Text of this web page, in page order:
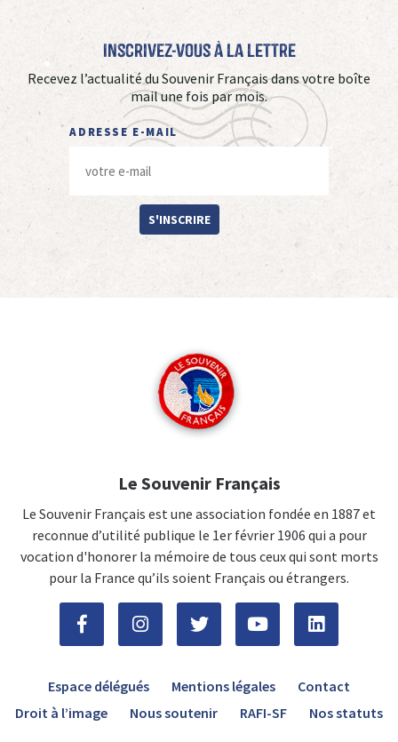
Inscrivez-vous à La Lettre
Recevez l’actualité du Souvenir Français dans votre boîte
mail une fois par mois.
ADRESSE E-MAIL
S'INSCRIRE
Le Souvenir Français
Le Souvenir Français est une association fondée en 1887 et
reconnue d’utilité publique le 1er février 1906 qui a pour
vocation d'honorer la mémoire de tous ceux qui sont morts
pour la France qu’ils soient Français ou étrangers.
Espace délégués Mentions légales
Contact
Droit à l’image
Nous soutenir RAFI-SF Nos statuts